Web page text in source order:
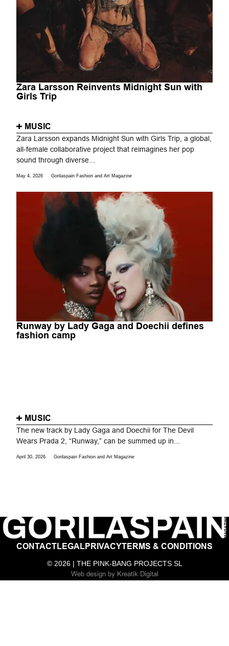
Zara Larsson Reinvents Midnight Sun with
Girls Trip
MUSIC
Zara Larsson expands Midnight Sun with Girls Trip, a global,
all-female collaborative project that reimagines her pop
sound through diverse...
May 4, 2026 Gorilaspain Fashion and Art Magazine
Runway by Lady Gaga and Doechii defines
fashion camp
MUSIC
The new track by Lady Gaga and Doechii for The Devil
Wears Prada 2, “Runway,” can be summed up in...
April 30, 2026 Gorilaspain Fashion and Art Magazine
CONTACTLEGALPRIVACYTERMS & CONDITIONS
© 2026 | THE PINK-BANG PROJECTS SL
Web designby Kreatik Digital